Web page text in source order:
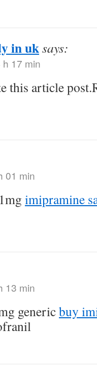
in uksays:
17 min
this article
01 min
imipramine
13 min
genericbuy